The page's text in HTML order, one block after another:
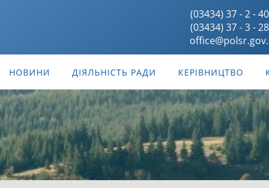
(03434) 37 - 2 - 40
(03434) 37 - 3 - 28
НОВИНИ ДІЯЛЬНІСТЬ РАДИ КЕРІВНИЦТВО